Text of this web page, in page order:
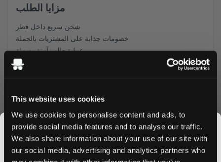
This website uses cookies
We use cookies to personalise content and ads, to
provide social media features and to analyse our traffic.
We also share information about your use of our site with
our social media, advertising and analytics partners who
مزايا الطلب
شحن سريع داخل قطر
خصومات جذابة على المشتريات بالجملة
عملية طلب آمنة وسهلة
ضمان توفير مخزون طازج
للحصول على خصومات حصرية وتأكد من عدم نفاد نكهتك الاستوائية
دعوة للشراء
أضف زافاري كاريبيان جوافة إلى سلة مشترياتك الآن واختبر المزيج
المثالي من المتعة الاستوائية والجودة الفاخرة. يتم شحن الطلبات